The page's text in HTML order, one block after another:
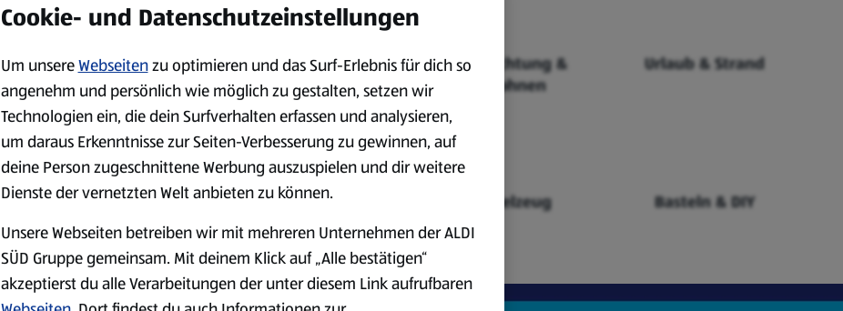
Camping Outdoor & Freizeit
Einrichtung &
Wohnen
Urlaub & Strand
Küche & Backen Schreibwaren Spielzeug Basteln & DIY
Cookie- und Datenschutzeinstellungen
Um unsereWebseitenzu optimieren und das Surf-Erlebnis für dich so
angenehm und persönlich wie möglich zu gestalten, setzen wir
Technologien ein, die dein Surfverhalten erfassen und analysieren,
um daraus Erkenntnisse zur Seiten-Verbesserung zu gewinnen, auf
deine Person zugeschnittene Werbung auszuspielen und dir weitere
Dienste der vernetzten Welt anbieten zu können.
Unsere Webseiten betreiben wir mit mehreren Unternehmen der ALDI
SÜD Gruppe gemeinsam. Mit deinem Klick auf „Alle bestätigen“
akzeptierst du alle Verarbeitungen der unter diesem Link aufrufbaren